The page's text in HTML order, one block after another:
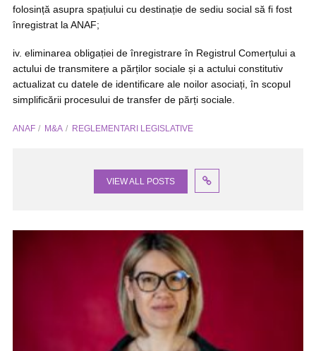
folosință asupra spațiului cu destinație de sediu social să fi fost
înregistrat la ANAF;
iv. eliminarea obligației de înregistrare în Registrul Comerțului a
actului de transmitere a părților sociale și a actului constitutiv
actualizat cu datele de identificare ale noilor asociați, în scopul
simplificării procesului de transfer de părți sociale.
ANAF M&A REGLEMENTARI LEGISLATIVE
VIEW ALL POSTS